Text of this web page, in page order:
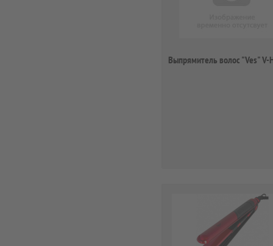
Выпрямитель волос "Ves" V-